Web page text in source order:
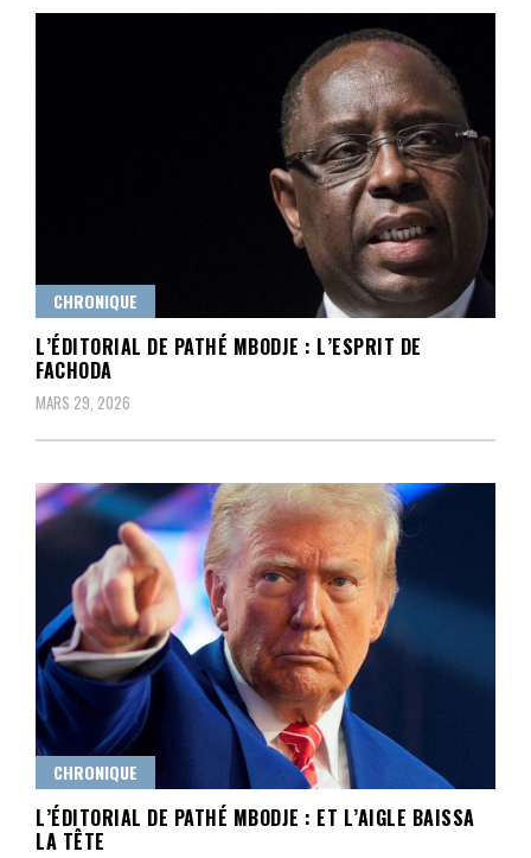
CHRONIQUE
L’ÉDITORIAL DE PATHÉ MBODJE : L’ESPRIT DE
FACHODA
MARS 29, 2026
CHRONIQUE
L’ÉDITORIAL DE PATHÉ MBODJE : ET L’AIGLE BAISSA
LA TÊTE